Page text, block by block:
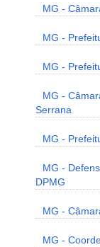
MG -
MG -
MG -
MG -
Serrana
MG -
MG -
DPMG
MG -
MG -